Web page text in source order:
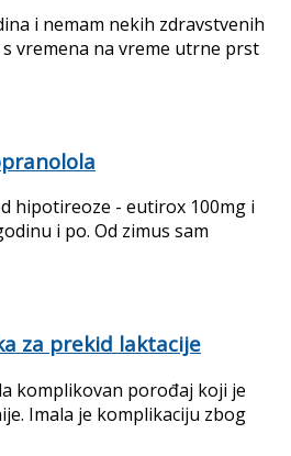
i nemam nekih zdravstvenih
vremena na vreme utrne prst
hipotireoze - eutirox 100mg i
i po. Od zimus sam
za prekid laktacije
komplikovan porođaj koji je
Imala je komplikaciju zbog